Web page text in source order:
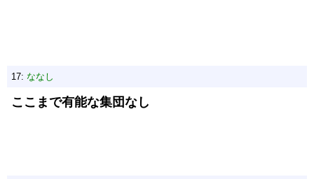
17: ななし
ここまで有能な集団なし